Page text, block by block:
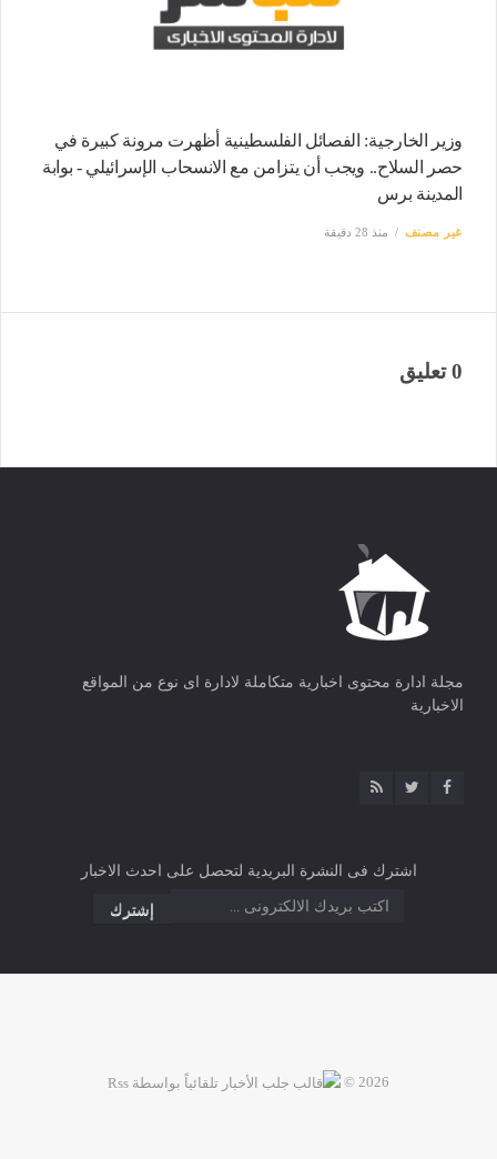
وزير الخارجية: الفصائل الفلسطينية أظهرت مرونة كبيرة في
حصر السلاح.. ويجب أن يتزامن مع الانسحاب الإسرائيلي - بوابة
المدينة برس
غير مصنف منذ 28 دقيقة
0 تعليق
مجلة ادارة محتوى اخبارية متكاملة لادارة اى نوع من المواقع
الاخبارية
اشترك فى النشرة البريدية لتحصل على احدث الاخبار
2026 ©